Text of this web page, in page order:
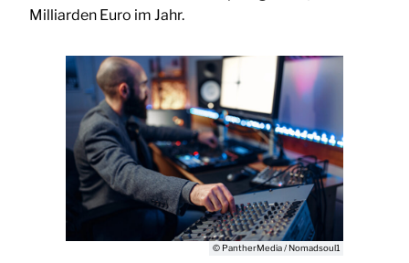
Milliarden Euro im Jahr.
© PantherMedia / Nomadsoul1